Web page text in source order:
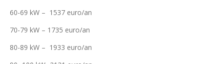
60-69 kW – 1537 euro/an
70-79 kW – 1735 euro/an
80-89 kW – 1933 euro/an